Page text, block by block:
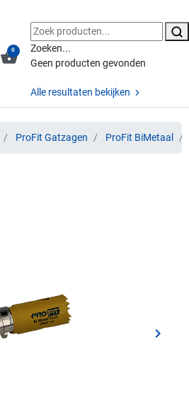
shopping_basket
0
Zoeken...
Geen producten gevonden
Alle resultaten bekijken
ProFit Gatzagen ProFit BiMetaal
keyboard_arrow_right